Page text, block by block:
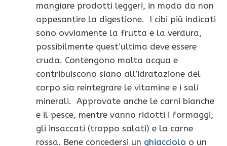
mangiare prodotti leggeri, in modo da non
appesantire la digestione. I cibi più indicati
sono ovviamente la frutta e la verdura,
possibilmente quest’ultima deve essere
cruda. Contengono molta acqua e
contribuiscono siano all’idratazione del
corpo sia reintegrare le vitamine e i sali
minerali. Approvate anche le carni bianche
e il pesce, mentre vanno ridotti i formaggi,
gli insaccati (troppo salati) e la carne
rossa. Bene concedersi un ghiacciolo o un